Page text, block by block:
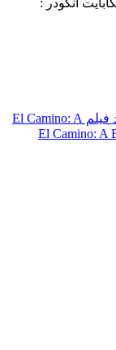
انکودر :
دانلود فیلم El Camino: A